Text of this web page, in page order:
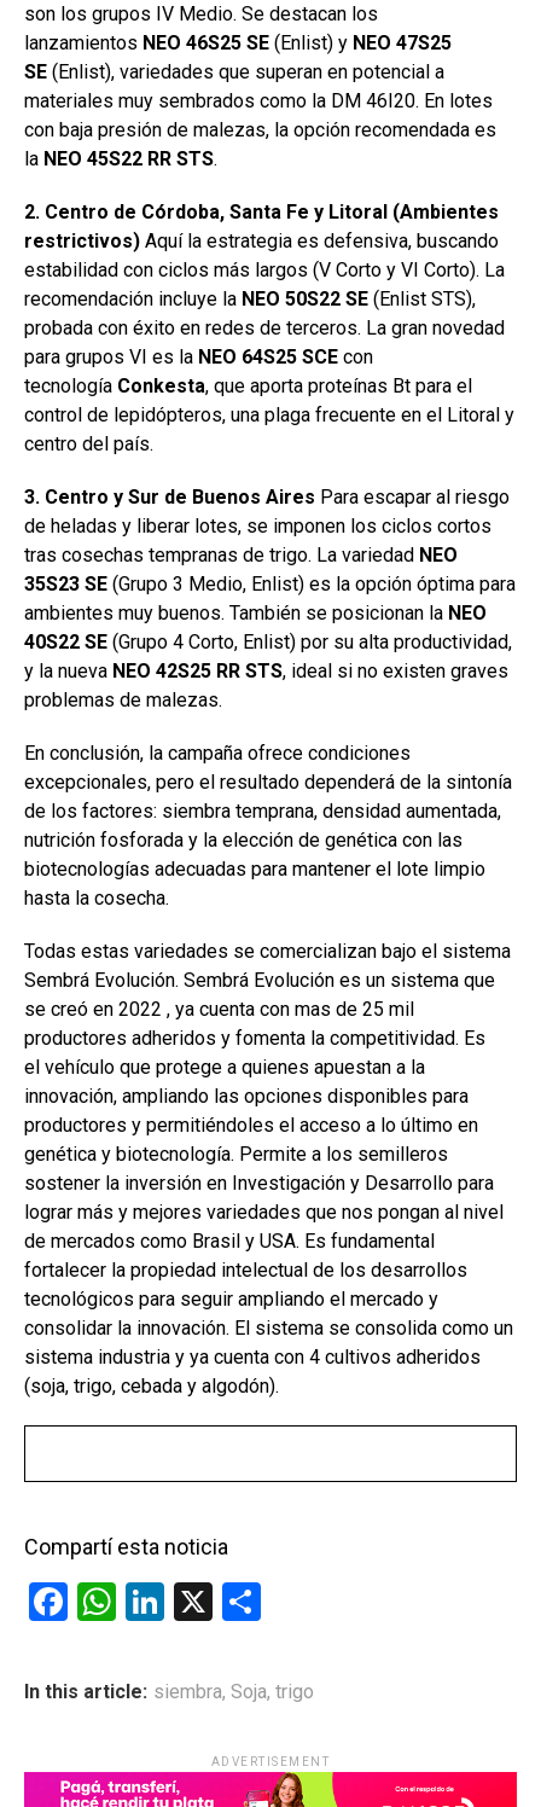
son los grupos IV Medio. Se destacan los
lanzamientos NEO 46S25 SE (Enlist) y NEO 47S25
SE (Enlist), variedades que superan en potencial a
materiales muy sembrados como la DM 46I20. En lotes
con baja presión de malezas, la opción recomendada es
la NEO 45S22 RR STS.
2. Centro de Córdoba, Santa Fe y Litoral (Ambientes
restrictivos) Aquí la estrategia es defensiva, buscando
estabilidad con ciclos más largos (V Corto y VI Corto). La
recomendación incluye la NEO 50S22 SE (Enlist STS),
probada con éxito en redes de terceros. La gran novedad
para grupos VI es la NEO 64S25 SCE con
tecnología Conkesta, que aporta proteínas Bt para el
control de lepidópteros, una plaga frecuente en el Litoral y
centro del país.
3. Centro y Sur de Buenos Aires Para escapar al riesgo
de heladas y liberar lotes, se imponen los ciclos cortos
tras cosechas tempranas de trigo. La variedad NEO
35S23 SE (Grupo 3 Medio, Enlist) es la opción óptima para
ambientes muy buenos. También se posicionan la NEO
40S22 SE (Grupo 4 Corto, Enlist) por su alta productividad,
y la nueva NEO 42S25 RR STS, ideal si no existen graves
problemas de malezas.
En conclusión, la campaña ofrece condiciones
excepcionales, pero el resultado dependerá de la sintonía
de los factores: siembra temprana, densidad aumentada,
nutrición fosforada y la elección de genética con las
biotecnologías adecuadas para mantener el lote limpio
hasta la cosecha.
Todas estas variedades se comercializan bajo el sistema
Sembrá Evolución. Sembrá Evolución es un sistema que
se creó en 2022 , ya cuenta con mas de 25 mil
productores adheridos y fomenta la competitividad. Es
el vehículo que protege a quienes apuestan a la
innovación, ampliando las opciones disponibles para
productores y permitiéndoles el acceso a lo último en
genética y biotecnología. Permite a los semilleros
sostener la inversión en Investigación y Desarrollo para
lograr más y mejores variedades que nos pongan al nivel
de mercados como Brasil y USA. Es fundamental
fortalecer la propiedad intelectual de los desarrollos
tecnológicos para seguir ampliando el mercado y
consolidar la innovación. El sistema se consolida como un
sistema industria y ya cuenta con 4 cultivos adheridos
(soja, trigo, cebada y algodón).
Compartí esta noticia
F
ce
o
W
at
p
Li
ke
X
m
ar
tir
In this article: siembra, Soja, trigo
ADVERTISEMENT